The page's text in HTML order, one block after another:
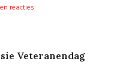
reacties
Veteranendag